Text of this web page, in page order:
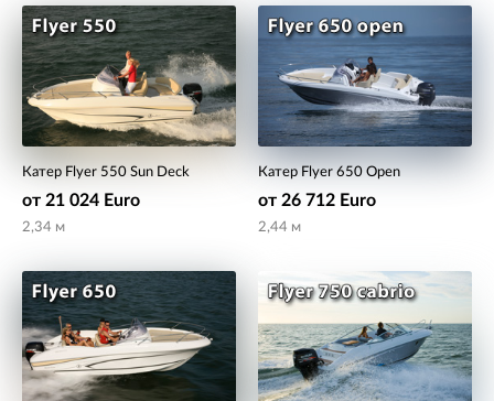
Катер Flyer 550 Sun Deck
от 21 024 Euro
2,34 м
Катер Flyer 650 Open
от 26 712 Euro
2,44 м